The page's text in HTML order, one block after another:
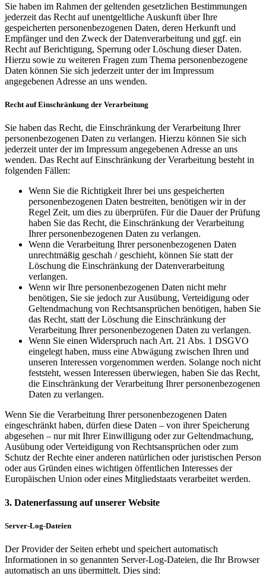
Sie haben im Rahmen der geltenden gesetzlichen Bestimmungen
jederzeit das Recht auf unentgeltliche Auskunft über Ihre
gespeicherten personenbezogenen Daten, deren Herkunft und
Empfänger und den Zweck der Datenverarbeitung und ggf. ein
Recht auf Berichtigung, Sperrung oder Löschung dieser Daten.
Hierzu sowie zu weiteren Fragen zum Thema personenbezogene
Daten können Sie sich jederzeit unter der im Impressum
angegebenen Adresse an uns wenden.
Recht auf Einschränkung der Verarbeitung
Sie haben das Recht, die Einschränkung der Verarbeitung Ihrer
personenbezogenen Daten zu verlangen. Hierzu können Sie sich
jederzeit unter der im Impressum angegebenen Adresse an uns
wenden. Das Recht auf Einschränkung der Verarbeitung besteht in
folgenden Fällen:
Wenn Sie die Richtigkeit Ihrer bei uns gespeicherten
personenbezogenen Daten bestreiten, benötigen wir in der
Regel Zeit, um dies zu überprüfen. Für die Dauer der Prüfung
haben Sie das Recht, die Einschränkung der Verarbeitung
Ihrer personenbezogenen Daten zu verlangen.
Wenn die Verarbeitung Ihrer personenbezogenen Daten
unrechtmäßig geschah / geschieht, können Sie statt der
Löschung die Einschränkung der Datenverarbeitung
verlangen.
Wenn wir Ihre personenbezogenen Daten nicht mehr
benötigen, Sie sie jedoch zur Ausübung, Verteidigung oder
Geltendmachung von Rechtsansprüchen benötigen, haben Sie
das Recht, statt der Löschung die Einschränkung der
Verarbeitung Ihrer personenbezogenen Daten zu verlangen.
Wenn Sie einen Widerspruch nach Art. 21 Abs. 1 DSGVO
eingelegt haben, muss eine Abwägung zwischen Ihren und
unseren Interessen vorgenommen werden. Solange noch nicht
feststeht, wessen Interessen überwiegen, haben Sie das Recht,
die Einschränkung der Verarbeitung Ihrer personenbezogenen
Daten zu verlangen.
Wenn Sie die Verarbeitung Ihrer personenbezogenen Daten
eingeschränkt haben, dürfen diese Daten – von ihrer Speicherung
abgesehen – nur mit Ihrer Einwilligung oder zur Geltendmachung,
Ausübung oder Verteidigung von Rechtsansprüchen oder zum
Schutz der Rechte einer anderen natürlichen oder juristischen Person
oder aus Gründen eines wichtigen öffentlichen Interesses der
Europäischen Union oder eines Mitgliedstaats verarbeitet werden.
3. Datenerfassung auf unserer Website
Server-Log-Dateien
Der Provider der Seiten erhebt und speichert automatisch
Informationen in so genannten Server-Log-Dateien, die Ihr Browser
automatisch an uns übermittelt. Dies sind: